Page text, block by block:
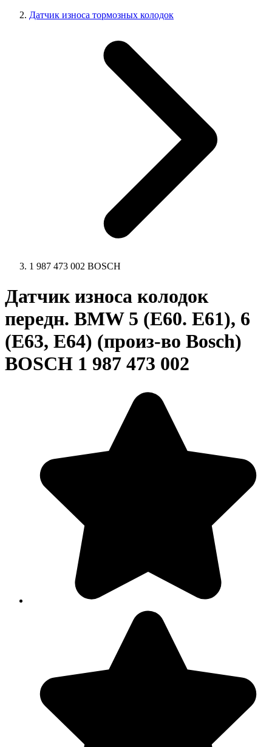
Датчик износа тормозных колодок
1 987 473 002 BOSCH
Датчик износа колодок
передн. BMW 5 (E60. E61), 6
(E63, E64) (произ-во Bosch)
BOSCH 1 987 473 002